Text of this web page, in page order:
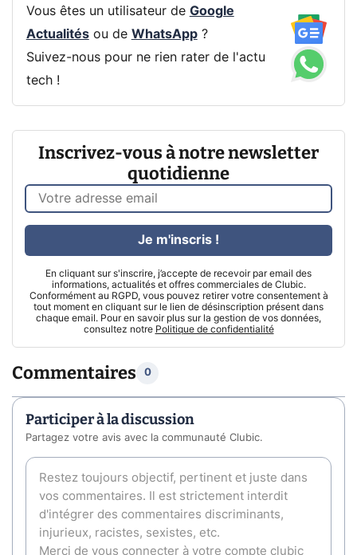
Vous êtes un utilisateur de Google
Actualitésou de WhatsApp?
Suivez-nous pour ne rien rater de l'actu
tech !
Inscrivez-vous à notre newsletter
quotidienne
En cliquant sur s'inscrire, j’accepte de recevoir par email des
informations, actualités et offres commerciales de Clubic.
Conformément au RGPD, vous pouvez retirer votre consentement à
tout moment en cliquant sur le lien de désinscription présent dans
chaque email. Pour en savoir plus sur la gestion de vos données,
consultez notre Politique de confidentialité
Je m'inscris !
Commentaires 0
Participer à la discussion
Partagez votre avis avec la communauté Clubic.